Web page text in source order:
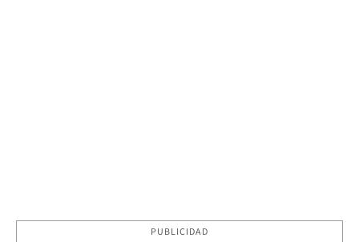
PUBLICIDAD